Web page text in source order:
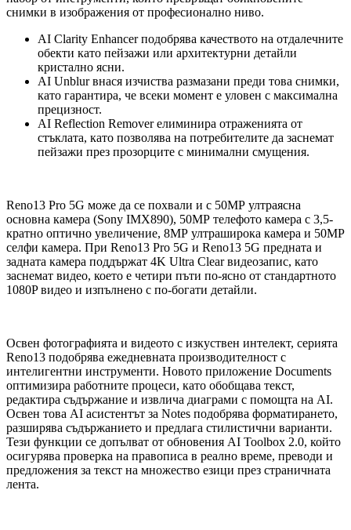
снимки в изображения от професионално ниво.
AI Clarity Enhancer подобрява качеството на отдалечните
обекти като пейзажи или архитектурни детайли
кристално ясни.
AI Unblur внася изчиства размазани преди това снимки,
като гарантира, че всеки момент е уловен с максимална
прецизност.
AI Reflection Remover елиминира отраженията от
стъклата, като позволява на потребителите да заснемат
пейзажи през прозорците с минимални смущения.
Reno13 Pro 5G може да се похвали и с 50МР ултраясна
основна камера (Sony IMX890), 50МР телефото камера с 3,5-
кратно оптично увеличение, 8МР ултраширока камера и 50МР
селфи камера. При Reno13 Pro 5G и Reno13 5G предната и
задната камера поддържат 4K Ultra Clear видеозапис, като
заснемат видео, което е четири пъти по-ясно от стандартното
1080P видео и изпълнено с по-богати детайли.
Освен фотографията и видеото с изкуствен интелект, серията
Reno13 подобрява ежедневната производителност с
интелигентни инструменти. Новото приложение Documents
оптимизира работните процеси, като обобщава текст,
редактира съдържание и извлича диаграми с помощта на AI.
Освен това AI асистентът за Notes подобрява форматирането,
разширява съдържанието и предлага стилистични варианти.
Тези функции се допълват от обновения AI Toolbox 2.0, който
осигурява проверка на правописа в реално време, преводи и
предложения за текст на множество езици през страничната
лента.